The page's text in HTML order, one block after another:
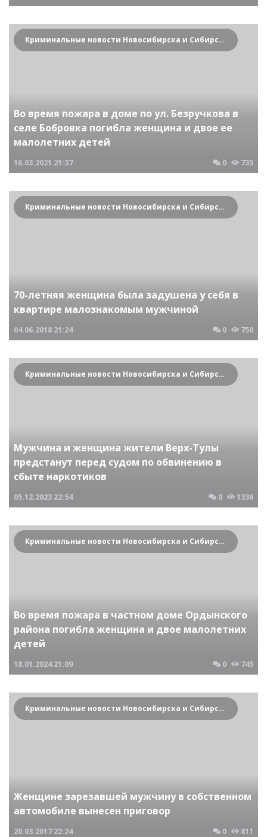
Криминальные новости Новосибирска и Сибирского региона
Во время пожара в доме по ул. Безручкова в
селе Бобровка погибла женщина и двое ее
малолетних детей
16.03.2021 21:37 0 735
Криминальные новости Новосибирска и Сибирского региона
70-летняя женщина была задушена у себя в
квартире малознакомым мужчиной
04.06.2018 21:24 0 750
Криминальные новости Новосибирска и Сибирского региона
Мужчина и женщина жители Верх-Тулы
предстанут перед судом по обвинению в
сбыте наркотиков
05.12.2023 22:54 0 1336
Криминальные новости Новосибирска и Сибирского региона
Во время пожара в частном доме Ордынского
района погибла женщина и двое малолетних
детей
18.01.2024 21:09 0 745
Криминальные новости Новосибирска и Сибирского региона
Женщине зарезавшей мужчину в собственном
автомобиле вынесен приговор
20.03.2017 22:24 0 811